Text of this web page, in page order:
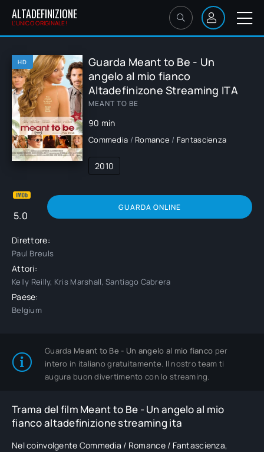
ALTADEFINIZIONE
L'UNICO ORIGINALE!
HD
Guarda Meant to Be - Un
angelo al mio fianco
Altadefinizone Streaming ITA
MEANT TO BE
90 min
Commedia / Romance / Fantascienza
2010
5.0
GUARDA ONLINE
Direttore:
Paul Breuls
Attori:
Kelly Reilly, Kris Marshall, Santiago Cabrera
Paese:
Belgium
Guarda Meant to Be - Un angelo al mio fianco per
intero in italiano gratuitamente. Il nostro team ti
augura buon divertimento con lo streaming.
Trama del film Meant to Be - Un angelo al mio
fianco altadefinizione streaming ita
Nel coinvolgente Commedia / Romance / Fantascienza,